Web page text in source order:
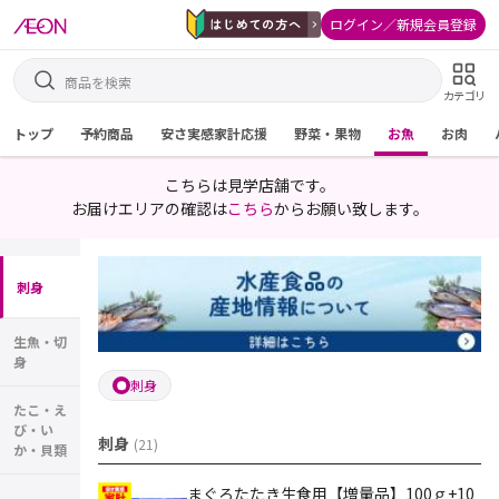
ログイン／新規会員登録
カテゴリ
トップ 予約商品 安さ実感家計応援 野菜・果物 お魚 お肉
こちらは見学店舗です。
お届けエリアの確認はこちらからお願い致します。
刺身
生魚・切
身
たこ・え
び・い
か・貝類
刺身
刺身 (21)
まぐろたたき生食用【増量品】100ｇ+10